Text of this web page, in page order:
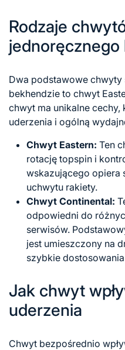
Rodzaje
jednoręcznego
Dwa podstawowe
bekhendzie to chwyt
chwyt ma unikalne cechy,
uderzenia i ogólną
Chwyt Eastern: Ten
rotację topspin i
wskazującego opiera
uchwytu rakiety.
Chwyt Continental:
odpowiedni do
serwisów.
jest umieszczony na
szybkie
Jak chwyt
uderzenia
Chwyt bezpośrednio